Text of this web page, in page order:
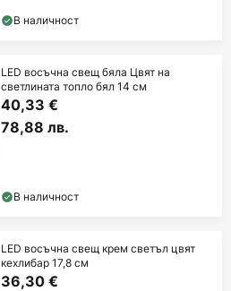
В наличност
LED восъчна свещ бяла Цвят на
светлината топло бял 14 см
40,33 €
78,88 лв.
В наличност
LED восъчна свещ крем светъл цвят
кехлибар 17,8 см
36,30 €